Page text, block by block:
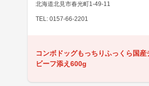
北海道北見市春光町1-49-11
TEL: 0157-66-2201
コンボドッグもっちりふっくら国産
ビーフ添え600g